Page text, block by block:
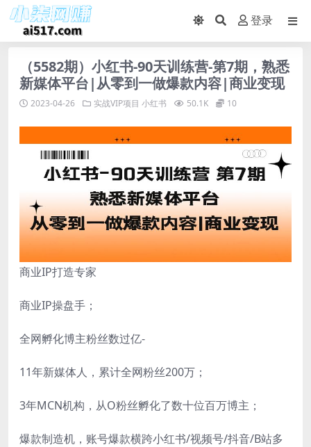
登录
（5582期）小红书-90天训练营-第7期，熟悉
新媒体平台|从零到一做爆款内容|商业变现
2023-04-26 实战VIP项目 小红书 50.1K 10
商业IP打造专家
商业IP操盘手；
全网孵化博主粉丝数过亿-
11年新媒体人，累计全网粉丝200万；
3年MCN机构，从O粉丝孵化了数十位百万博主；
爆款制造机，账号爆款横跨小红书/视频号/抖音/B站多